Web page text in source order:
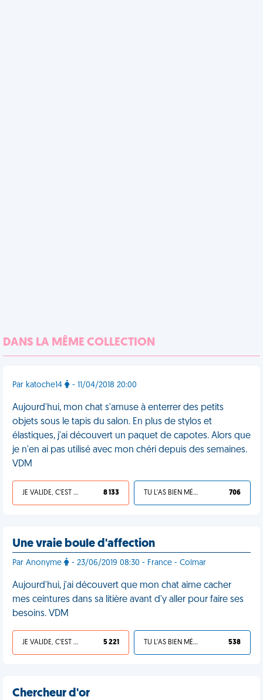
DANS LA MÊME COLLECTION
Par katoche14 - 11/04/2018 20:00
Aujourd'hui, mon chat s'amuse à enterrer des petits
objets sous le tapis du salon. En plus de stylos et
élastiques, j'ai découvert un paquet de capotes. Alors que
je n'en ai pas utilisé avec mon chéri depuis des semaines.
VDM
JE VALIDE, C'EST UNE VDM 8 133 TU L'AS BIEN MÉRITÉ 706
Une vraie boule d'affection
Par Anonyme - 23/06/2019 08:30 - France - Colmar
Aujourd'hui, j'ai découvert que mon chat aime cacher
mes ceintures dans sa litière avant d'y aller pour faire ses
besoins. VDM
JE VALIDE, C'EST UNE VDM 5 221 TU L'AS BIEN MÉRITÉ 538
Chercheur d'or